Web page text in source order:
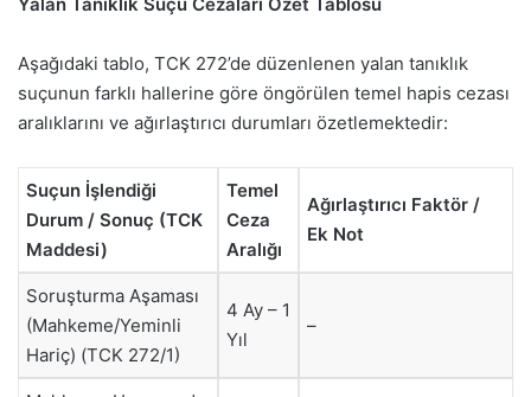
Yalan Tanıklık Suçu Cezaları Özet Tablosu
Aşağıdaki tablo, TCK 272’de düzenlenen yalan tanıklık
suçunun farklı hallerine göre öngörülen temel hapis cezası
aralıklarını ve ağırlaştırıcı durumları özetlemektedir:
Suçun İşlendiği
Durum / Sonuç (TCK
Maddesi)
Temel
Ceza
Aralığı
Ağırlaştırıcı Faktör /
Ek Not
Soruşturma Aşaması
(Mahkeme/Yeminli
Hariç) (TCK 272/1)
4 Ay – 1
Yıl
–